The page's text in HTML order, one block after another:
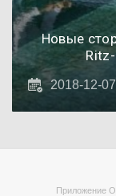
Новые
2018-12-07
Приложение